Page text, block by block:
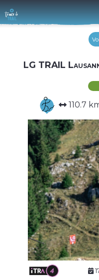
LG TRAIL
110.7